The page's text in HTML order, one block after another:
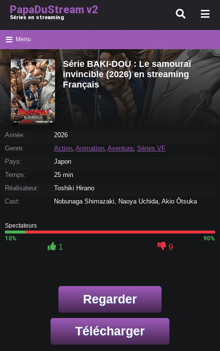
PapaDuStream v2
Séries en streaming
Menu
Série BAKI-DOU : Le samouraï
invincible (2026) en streaming
Français
Année:
2026
Genre:
Action, Animation, Aventure, Séries VF
Pays:
Japon
Temps:
25 min
Réalisateur:
Toshiki Hirano
Cast:
Nobunaga Shimazaki, Naoya Uchida, Akio Ôtsuka
Spectateurs
10%
90%
1 9
Regarder
Télécharger